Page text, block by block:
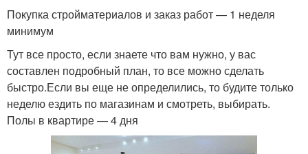
Покупка стройматериалов и заказ работ — 1 неделя
минимум
Тут все просто, если знаете что вам нужно, у вас
составлен подробный план, то все можно сделать
быстро.Если вы еще не определились, то будите только
неделю ездить по магазинам и смотреть, выбирать.
Полы в квартире — 4 дня